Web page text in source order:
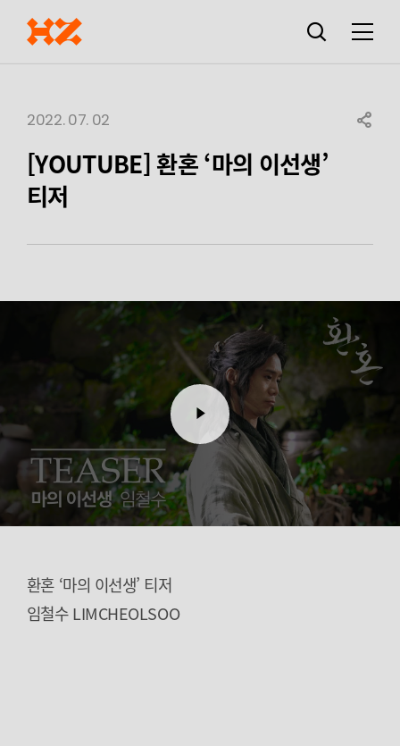
검색창
열기
메뉴
2022. 07. 02 SHARE
[YOUTUBE] 환혼 ‘마의 이선생’
티저
환혼 ‘마의 이선생’ 티저
임철수 LIMCHEOLSOO